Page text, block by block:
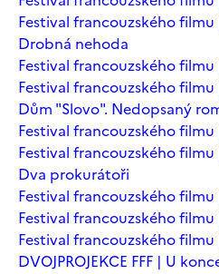
Festival francouzského
Drobná nehoda
Festival francouzského
Festival francouzského
Dům "Slovo". Nedopsaný
Festival francouzského
Festival francouzského
Dva prokurátoři
Festival francouzského
Festival francouzského
Festival francouzského
DVOJPROJEKCE FFF | U